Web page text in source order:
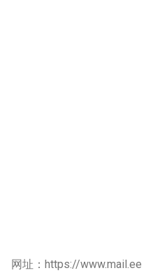
网址：https://www.mail.ee